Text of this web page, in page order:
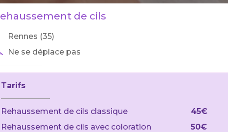
de cils
Rennes (35)
Ne se déplace pas
Tarifs
Rehaussement de cils classique
45€
Rehaussement de cils avec coloration
50€